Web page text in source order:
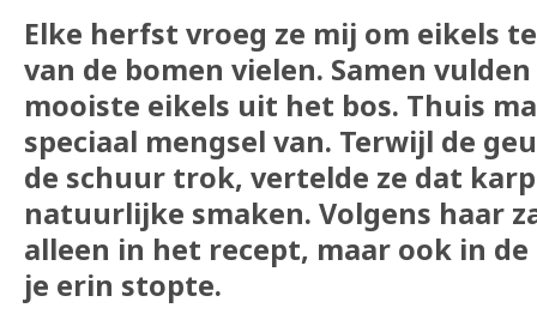
Elke herfst vroeg ze mij om eikels
van de bomen vielen. Samen
mooiste eikels uit het bos. Thuis
speciaal mengsel van. Terwijl de
de schuur trok, vertelde ze dat
natuurlijke smaken. Volgens haar
alleen in het recept, maar ook in
je erin stopte.